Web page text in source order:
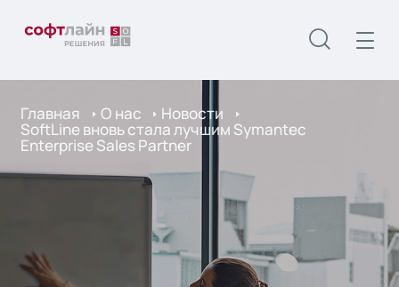
Главная О нас Новости
SoftLine вновь стала лучшим Symantec
Enterprise Sales Partner